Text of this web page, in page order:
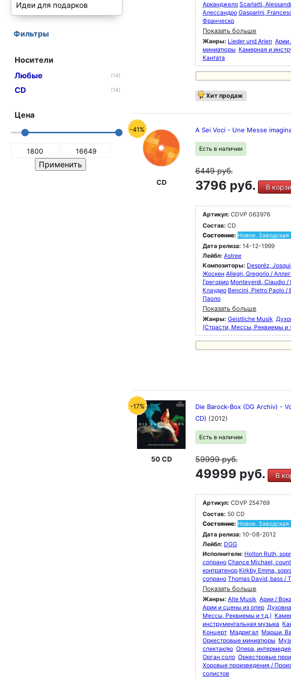
Идеи для подарков
Фильтры
Носители
Любые
(14)
CD (14)
Цена
Арканджело Scarlatti,
Алессандро Gasparini,
Франческо
Показать больше
Жанры: Lieder und Arien Арии
миниатюры Камерная и
Кантата
Хит продаж
-41%
CD
A Sei Voci - Une Messe
Есть в наличии
6449руб.
3796 руб. В
Артикул: CDVP 063976
Состав: CD
Состояние: Новое. Заводская
Дата релиза: 14-12-1999
Лейбл: Astree
Композиторы: Despréz,
Жоскен Allegri, Gregorio /
Грегорио Monteverdi, Claudio /
Клаудио Bencini, Pietro Paolo /
Паоло
Показать больше
Жанры: Geistliche Musik
(Страсти, Мессы, Реквиемы и
-17%
50 CD
Die Barock-Box (DG Archiv) -
CD) (2012)
Есть в наличии
59999руб.
49999 руб. В
Артикул: CDVP 254769
Состав: 50 CD
Состояние: Новое. Заводская
Дата релиза: 10-08-2012
Лейбл: DGG
Исполнители: Holton Ruth,
сопрано Chance Michael,
контратенор Kirkby Emma,
сопрано Thomas David, bass /
Показать больше
Жанры: Alte Musik Арии /
Арии и сцены из опер
Мессы, Реквиемы и т.д.)
инструментальная музыка
Концерт Мадригал Марши,
Оркестровые миниатюры
спектаклю Опера,
Орган соло Оркестровые
Хоровые произведения /
солистов